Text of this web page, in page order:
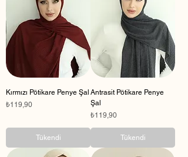
Kırmızı Pötikare Penye Şal
Fiyat
₺119,90
Tükendi
Antrasit Pötikare Penye
Şal
Fiyat
₺119,90
Tükendi